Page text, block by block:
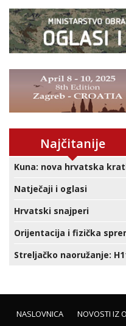
Najčitanije
Kuna: nova hrvatska
Natječaji i oglasi
Hrvatski snajperi
Orijentacija i fizička
Streljačko naoružanje:
NASLOVNICA NOVOSTI IZ